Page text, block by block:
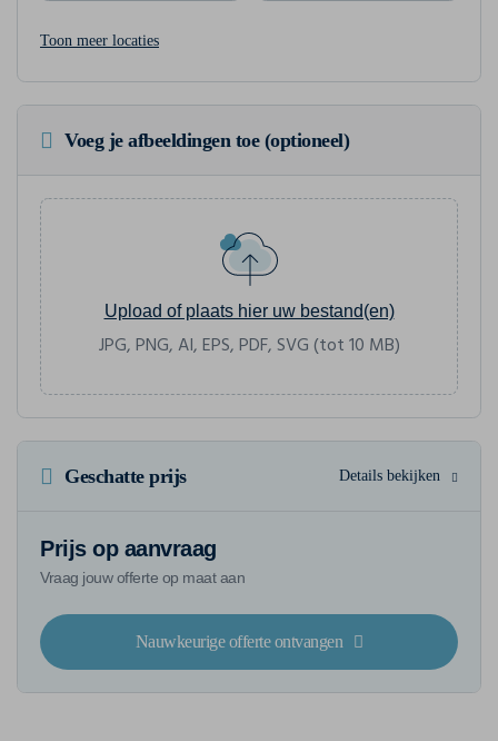
Toon meer locaties
Voeg je afbeeldingen toe (optioneel)
Upload of plaats hier uw bestand(en)
JPG, PNG, AI, EPS, PDF, SVG (tot 10 MB)
Geschatte prijs Details bekijken
Prijs op aanvraag
Vraag jouw offerte op maat aan
Nauwkeurige offerte ontvangen